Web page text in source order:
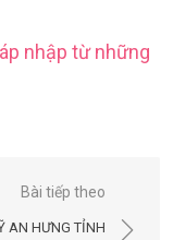
nhập từ những
Bài tiếp theo
AN HƯNG TỈNH